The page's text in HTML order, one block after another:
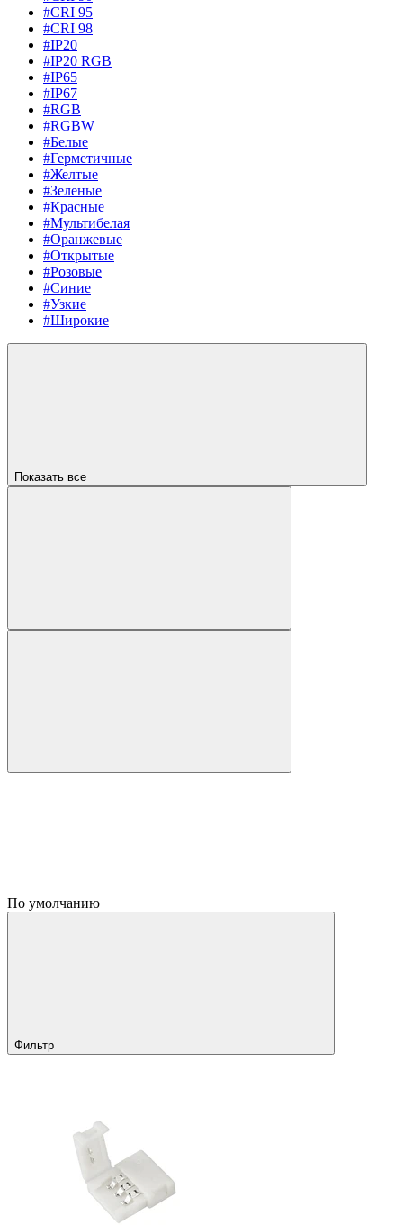
#CRI 95
#CRI 98
#IP20
#IP20 RGB
#IP65
#IP67
#RGB
#RGBW
#Белые
#Герметичные
#Желтые
#Зеленые
#Красные
#Мультибелая
#Оранжевые
#Открытые
#Розовые
#Синие
#Узкие
#Широкие
Показать все
По умолчанию
Фильтр